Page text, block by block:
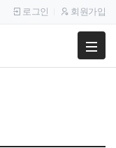
로그인 회원가입